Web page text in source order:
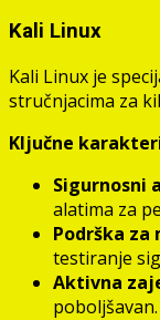
Kali Linux
Kali Linux je
stručnjacima za
Ključne
Sigurnosni
alatima za
Podrška za
testiranje
Aktivna
poboljšavan.